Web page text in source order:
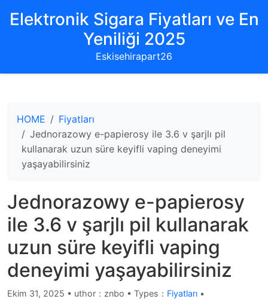
Elektronik Sigara Fiyatları ve En
Yeniliği 2025
Eskisehirapart26
HOME
Fiyatları
Jednorazowy e-papierosy ile 3.6 v şarjlı pil
kullanarak uzun süre keyifli vaping deneyimi
yaşayabilirsiniz
Jednorazowy e-papierosy
ile 3.6 v şarjlı pil kullanarak
uzun süre keyifli vaping
deneyimi yaşayabilirsiniz
Ekim 31, 2025 • uthor：znbo • Types： Fiyatları •